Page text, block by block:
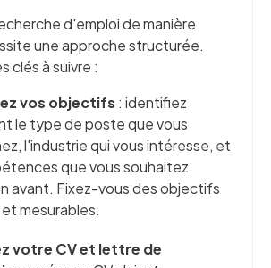
d'emploi de manière
une approche structurée.
clés à suivre :
vos objectifs : identifiez
le type de poste que vous
l'industrie qui vous intéresse, et
que vous souhaitez
avant. Fixez-vous des objectifs
mesurables.
votre CV et lettre de